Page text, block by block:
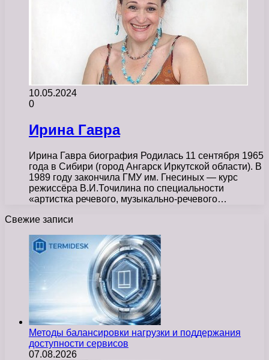
10.05.2024
0
Ирина Гавра
Ирина Гавра биография Родилась 11 сентября 1965
года в Сибири (город Ангарск Иркутской области). В
1989 году закончила ГМУ им. Гнесиных — курс
режиссёра В.И.Точилина по специальности
«артистка речевого, музыкально-речевого…
Свежие записи
Методы балансировки нагрузки и поддержания
доступности сервисов
07.08.2026